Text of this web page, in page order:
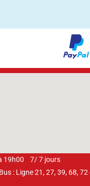
19h00 7/ 7 jours
: Ligne 21, 27, 39, 68, 72